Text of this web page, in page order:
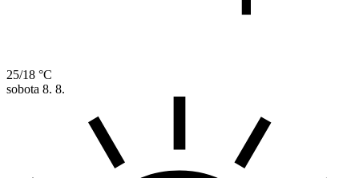
25/18 °C
sobota 8. 8.